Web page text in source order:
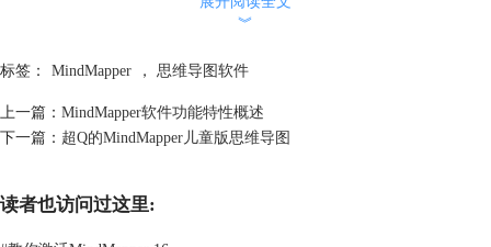
︾
标签： MindMapper ， 思维导图软件
上一篇： MindMapper软件功能特性概述
下一篇： 超Q的MindMapper儿童版思维导图
读者也访问过这里: